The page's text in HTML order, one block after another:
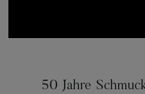
50 Jahre